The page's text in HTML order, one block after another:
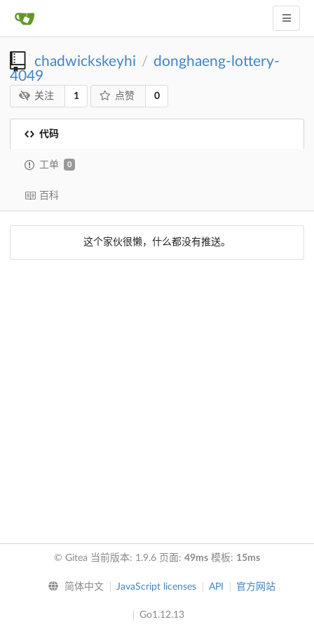
chadwickskeyhi / donghaeng-lottery-
4049
关注 1 点赞 0
代码
工单 0
百科
这个家伙很懒，什么都没有推送。
© Gitea 当前版本: 1.9.6 页面: 49ms 模板: 15ms
简体中文 JavaScript licenses API 官方网站
Go1.12.13